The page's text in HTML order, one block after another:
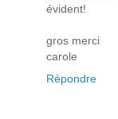
évident!
gros merci
carole
Répondre